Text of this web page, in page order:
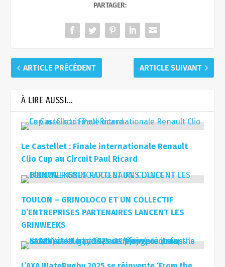
PARTAGER:
ARTICLE PRÉCÉDENT ARTICLE SUIVANT
À LIRE AUSSI...
Le Castellet : Finale internationale Renault
Clio Cup au Circuit Paul Ricard
TOULON – GRINOLOCO ET UN COLLECTIF
D’ENTREPRISES PARTENAIRES LANCENT LES
GRINWEEKS